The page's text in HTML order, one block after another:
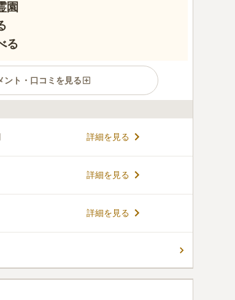
園
る
ント・口コミを見る
ト
人の心を癒やしてくれるお墓です。生前に申
、お墓の購入にローンや分割払いを選ぶこ
類が４種類あるので、自分に合ったお墓を選
設備も充実しており、車椅子の貸し出しも
が弱い方におすすめです。
されていません。
詳細を見る
詳細を見る
詳細を見る